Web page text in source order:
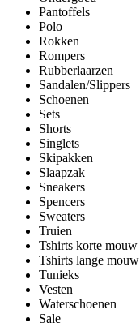
Pantoffels
Polo
Rokken
Rompers
Rubberlaarzen
Sandalen/Slippers
Schoenen
Sets
Shorts
Singlets
Skipakken
Slaapzak
Sneakers
Spencers
Sweaters
Truien
Tshirts korte mouw
Tshirts lange mouw
Tunieks
Vesten
Waterschoenen
Sale